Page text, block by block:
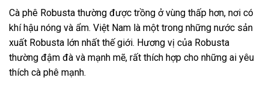
Cà phê Robusta thường được trồng ở vùng thấp hơn, nơi có
khí hậu nóng và ẩm. Việt Nam là một trong những nước sản
xuất Robusta lớn nhất thế giới. Hương vị của Robusta
thường đậm đà và mạnh mẽ, rất thích hợp cho những ai yêu
thích cà phê mạnh.